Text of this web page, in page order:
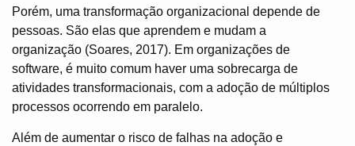
Porém, uma transformação organizacional depende de
pessoas. São elas que aprendem e mudam a
organização (Soares, 2017). Em organizações de
software, é muito comum haver uma sobrecarga de
atividades transformacionais, com a adoção de múltiplos
processos ocorrendo em paralelo.
Além de aumentar o risco de falhas na adoção e